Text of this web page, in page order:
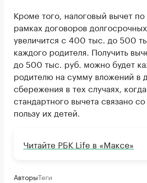
Кроме того, налоговый вычет
рамках договоров
увеличится с 400 тыс. до 500
каждого родителя. Получить
до 500 тыс. руб. можно будет
родителю на сумму вложений в
сбережения в тех случаях,
стандартного вычета связано
пользу их детей.
Читайте РБК Life в «Максе»
АвторыТеги